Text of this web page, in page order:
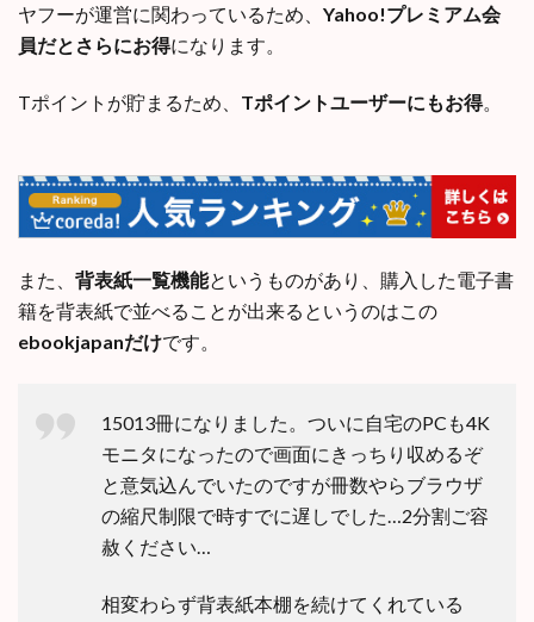
ヤフーが運営に関わっているため、 Yahoo!プレミアム会
員だとさらにお得になります。
Tポイントが貯まるため、 Tポイントユーザーにもお得。
また、 背表紙一覧機能というものがあり、購入した電子書
籍を背表紙で並べることが出来るというのはこの
ebookjapanだけです。
15013冊になりました。ついに自宅のPCも4K
モニタになったので画面にきっちり収めるぞ
と意気込んでいたのですが冊数やらブラウザ
の縮尺制限で時すでに遅しでした…2分割ご容
赦ください…
相変わらず背表紙本棚を続けてくれている